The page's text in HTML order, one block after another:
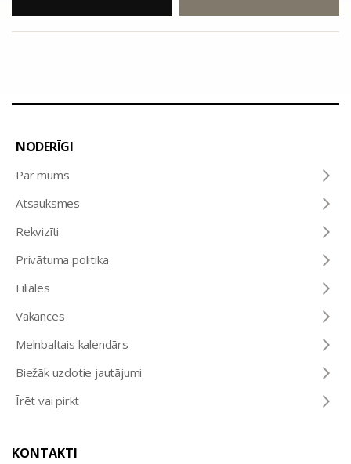
NODERĪGI
Par mums
Atsauksmes
Rekvizīti
Privātuma politika
Filiāles
Vakances
Melnbaltais kalendārs
Biežāk uzdotie jautājumi
Īrēt vai pirkt
KONTAKTI